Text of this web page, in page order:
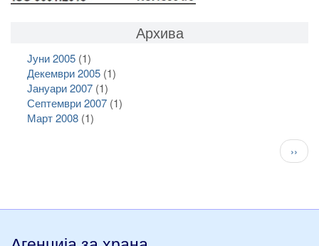
Архива
Јуни 2005(1)
Декември 2005(1)
Јануари 2007(1)
Септември 2007(1)
Март 2008(1)
››